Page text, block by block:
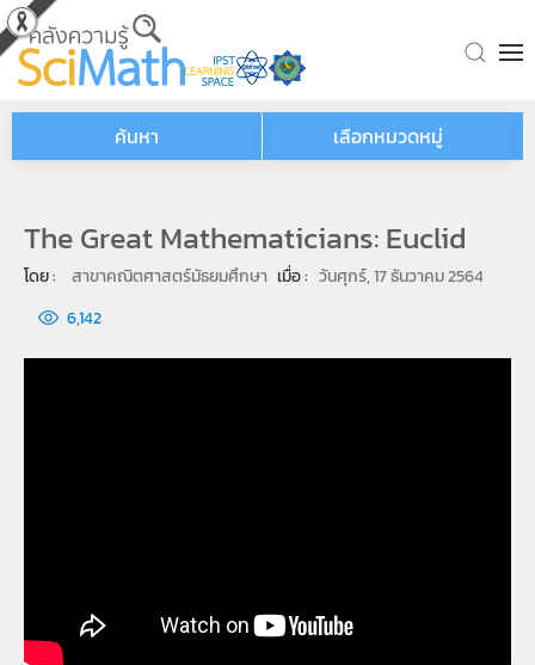
Skip to main content
ค้นหา เลือกหมวดหมู่
The Great Mathematicians: Euclid
โดย : สาขาคณิตศาสตร์มัธยมศึกษา เมื่อ : วันศุกร์, 17 ธันวาคม 2564
6,142